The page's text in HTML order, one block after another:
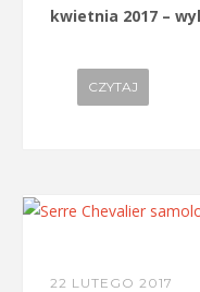
kwietnia 2017 –
CZYTAJ
22 LUTEGO 2017